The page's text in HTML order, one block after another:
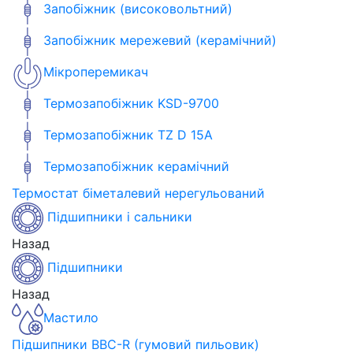
Запобіжник (високовольтний)
Запобіжник мережевий (керамічний)
Мікроперемикач
Термозапобіжник KSD-9700
Термозапобіжник TZ D 15A
Термозапобіжник керамічний
Термостат біметалевий нерегульований
Підшипники і сальники
Назад
Підшипники
Назад
Мастило
Підшипники BBC-R (гумовий пильовик)